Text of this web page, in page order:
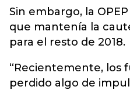
Sin embargo, la
que mantenía la
para el resto de 2018.
“Recientemente, los
perdido algo de